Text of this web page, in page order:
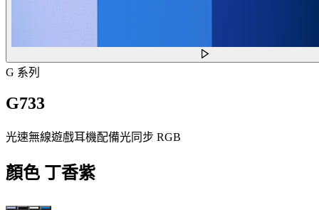
G 系列
G733
光速無線遊戲耳機配備光同步 RGB
顏色 丁香紫